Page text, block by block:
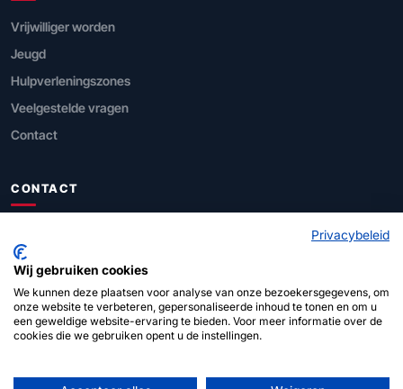
Vrijwilliger worden
Jeugd
Hulpverleningszones
Veelgestelde vragen
Contact
CONTACT
Directie Civiele Veiligheid
Leuvenseweg 1, 1000 Brussel
112(noodgevallen)
Privacybeleid
Wij gebruiken cookies
We kunnen deze plaatsen voor analyse van onze bezoekersgegevens, om
onze website te verbeteren, gepersonaliseerde inhoud te tonen en om u
een geweldige website-ervaring te bieden. Voor meer informatie over de
cookies die we gebruiken opent u de instellingen.